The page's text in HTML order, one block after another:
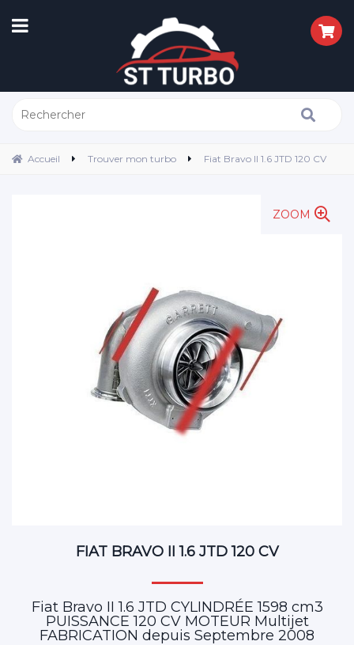
Accueil Trouver mon turbo Fiat Bravo II 1.6 JTD 120 CV
ZOOM
FIAT BRAVO II 1.6 JTD 120 CV
Fiat Bravo II 1.6 JTD CYLINDRÉE 1598 cm3
PUISSANCE 120 CV MOTEUR Multijet
FABRICATION depuis Septembre 2008